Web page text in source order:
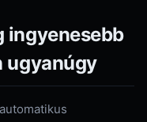
ingyenesebb
ugyanúgy